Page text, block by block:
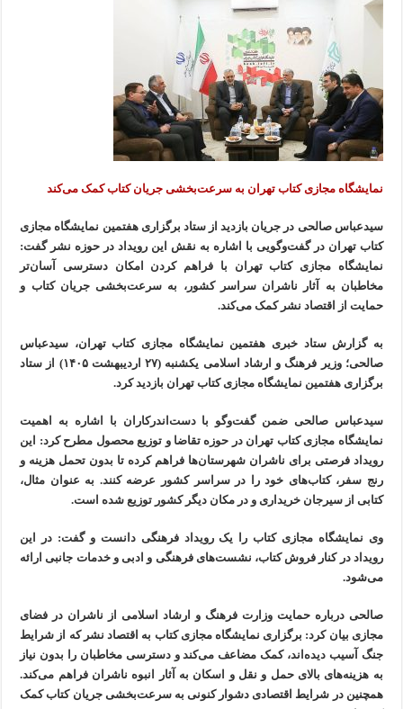
نمایشگاه مجازی کتاب تهران به سرعت‌بخشی جریان کتاب کمک می‌کند
سیدعباس صالحی در جریان بازدید از ستاد برگزاری هفتمین نمایشگاه مجازی
کتاب تهران در گفت‌وگویی با اشاره به نقش این رویداد در حوزه نشر گفت:
نمایشگاه مجازی کتاب تهران با فراهم کردن امکان دسترسی آسان‌تر
مخاطبان به آثار ناشران سراسر کشور، به سرعت‌بخشی جریان کتاب و
حمایت از اقتصاد نشر کمک می‌کند.
به گزارش ستاد خبری هفتمین نمایشگاه مجازی کتاب تهران، سیدعباس
صالحی؛ وزیر فرهنگ و ارشاد اسلامی یکشنبه (۲۷ اردیبهشت ۱۴۰۵) از ستاد
برگزاری هفتمین نمایشگاه مجازی کتاب تهران بازدید کرد.
سیدعباس صالحی ضمن گفت‌وگو با دست‌اندرکاران با اشاره به اهمیت
نمایشگاه مجازی کتاب تهران در حوزه تقاضا و توزیع محصول مطرح کرد: این
رویداد فرصتی برای ناشران شهرستان‌ها فراهم کرده تا بدون تحمل هزینه و
رنج سفر، کتاب‌های خود را در سراسر کشور عرضه کنند. به عنوان مثال،
کتابی از سیرجان خریداری و در مکان دیگر کشور توزیع شده است.
وی نمایشگاه مجازی کتاب را یک رویداد فرهنگی دانست و گفت: در این
رویداد در کنار فروش کتاب، نشست‌های فرهنگی و ادبی و خدمات جانبی ارائه
می‌شود.
صالحی درباره حمایت وزارت فرهنگ و ارشاد اسلامی از ناشران در فضای
مجازی بیان کرد: برگزاری نمایشگاه مجازی کتاب به اقتصاد نشر که از شرایط
جنگ آسیب دیده‌اند، کمک مضاعف می‌کند و دسترسی مخاطبان را بدون نیاز
به هزینه‌های بالای حمل و نقل و اسکان به آثار انبوه ناشران فراهم می‌کند.
همچنین در شرایط اقتصادی دشوار کنونی به سرعت‌بخشی جریان کتاب کمک